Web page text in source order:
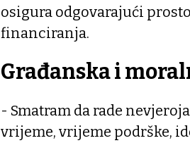
osigura odgovarajući
financiranja.
Građanska i
- Smatram da rade
vrijeme, vrijeme podrške,